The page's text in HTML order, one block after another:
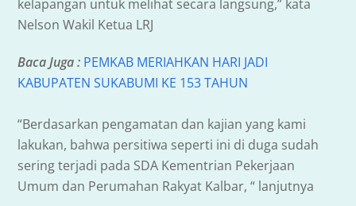
kelapangan untuk melihat secara langsung,” kata
Nelson Wakil Ketua LRJ
Baca Juga : PEMKAB MERIAHKAN HARI JADI
KABUPATEN SUKABUMI KE 153 TAHUN
“Berdasarkan pengamatan dan kajian yang kami
lakukan, bahwa persitiwa seperti ini di duga sudah
sering terjadi pada SDA Kementrian Pekerjaan
Umum dan Perumahan Rakyat Kalbar, “ lanjutnya